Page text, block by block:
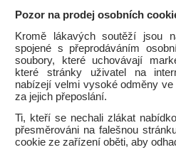
Pozor na prodej osobních
Kromě lákavých soutěží jsou
spojené s přeprodáváním
soubory, které uchovávají
které stránky uživatel na
nabízejí velmi vysoké odměny
za jejich přeposlání.
Ti, kteří se nechali zlákat
přesměrováni na falešnou
cookie ze zařízení oběti, aby